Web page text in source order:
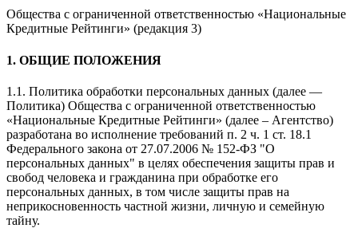
Общества с ограниченной ответственностью «Национальные
Кредитные Рейтинги» (редакция 3)
1. ОБЩИЕ ПОЛОЖЕНИЯ
1.1. Политика обработки персональных данных (далее —
Политика) Общества с ограниченной ответственностью
«Национальные Кредитные Рейтинги» (далее – Агентство)
разработана во исполнение требований п. 2 ч. 1 ст. 18.1
Федерального закона от 27.07.2006 № 152-ФЗ "О
персональных данных" в целях обеспечения защиты прав и
свобод человека и гражданина при обработке его
персональных данных, в том числе защиты прав на
неприкосновенность частной жизни, личную и семейную
тайну.